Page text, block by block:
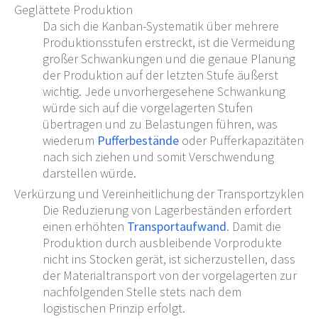
Geglättete Produktion
Da sich die Kanban-Systematik über mehrere
Produktionsstufen erstreckt, ist die Vermeidung
großer Schwankungen und die genaue Planung
der Produktion auf der letzten Stufe äußerst
wichtig. Jede unvorhergesehene Schwankung
würde sich auf die vorgelagerten Stufen
übertragen und zu Belastungen führen, was
wiederum Pufferbestände oder Pufferkapazitäten
nach sich ziehen und somit Verschwendung
darstellen würde.
Verkürzung und Vereinheitlichung der Transportzyklen
Die Reduzierung von Lagerbeständen erfordert
einen erhöhten Transportaufwand. Damit die
Produktion durch ausbleibende Vorprodukte
nicht ins Stocken gerät, ist sicherzustellen, dass
der Materialtransport von der vorgelagerten zur
nachfolgenden Stelle stets nach dem
logistischen Prinzip erfolgt.